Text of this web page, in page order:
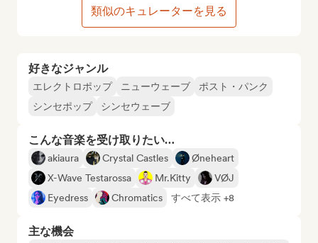
好きなジャンル
エレクトロポップ ニューウェーブ
ポスト・パンク
シンセポップ
シンセウェーブ
こんな音楽を受け取りたい…
akiaura Crystal Castles
Øneheart
X-Wave Testarossa
Mr.Kitty
VØJ
Eyedress
Chromatics すべて表示 +8
主な機会
類似のキュレーターを見る